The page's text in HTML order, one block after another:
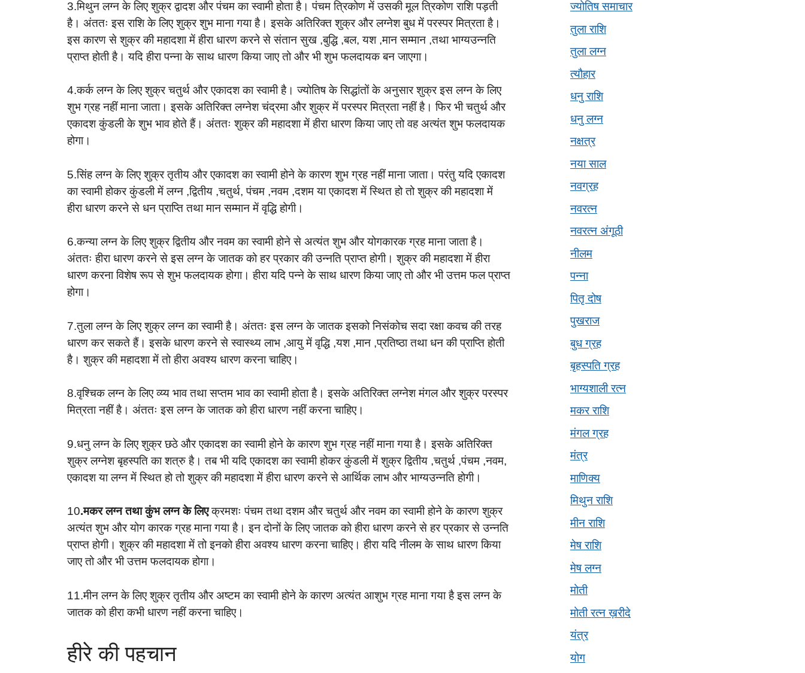
3.मिथुन लग्न के लिए शुक्र द्वादश और पंचम का स्वामी होता है। पंचम त्रिकोण में उसकी मूल त्रिकोण राशि पड़ती
है। अंततः इस राशि के लिए शुक्र शुभ माना गया है। इसके अतिरिक्त शुक्र और लग्नेश बुध में परस्पर मित्रता है।
इस कारण से शुक्र की महादशा में हीरा धारण करने से संतान सुख ,बुद्धि ,बल, यश ,मान सम्मान ,तथा भाग्यउन्नति
प्राप्त होती है। यदि हीरा पन्ना के साथ धारण किया जाए तो और भी शुभ फलदायक बन जाएगा।
4.कर्क लग्न के लिए शुक्र चतुर्थ और एकादश का स्वामी है। ज्योतिष के सिद्धांतों के अनुसार शुक्र इस लग्न के लिए
शुभ ग्रह नहीं माना जाता। इसके अतिरिक्त लग्नेश चंद्रमा और शुक्र में परस्पर मित्रता नहीं है। फिर भी चतुर्थ और
एकादश कुंडली के शुभ भाव होते हैं। अंततः शुक्र की महादशा में हीरा धारण किया जाए तो वह अत्यंत शुभ फलदायक
होगा।
5.सिंह लग्न के लिए शुक्र तृतीय और एकादश का स्वामी होने के कारण शुभ ग्रह नहीं माना जाता। परंतु यदि एकादश
का स्वामी होकर कुंडली में लग्न ,द्वितीय ,चतुर्थ, पंचम ,नवम ,दशम या एकादश में स्थित हो तो शुक्र की महादशा में
हीरा धारण करने से धन प्राप्ति तथा मान सम्मान में वृद्धि होगी।
6.कन्या लग्न के लिए शुक्र द्वितीय और नवम का स्वामी होने से अत्यंत शुभ और योगकारक ग्रह माना जाता है।
अंततः हीरा धारण करने से इस लग्न के जातक को हर प्रकार की उन्नति प्राप्त होगी। शुक्र की महादशा में हीरा
धारण करना विशेष रूप से शुभ फलदायक होगा। हीरा यदि पन्ने के साथ धारण किया जाए तो और भी उत्तम फल प्राप्त
होगा।
7.तुला लग्न के लिए शुक्र लग्न का स्वामी है। अंततः इस लग्न के जातक इसको निसंकोच सदा रक्षा कवच की तरह
धारण कर सकते हैं। इसके धारण करने से स्वास्थ्य लाभ ,आयु में वृद्धि ,यश ,मान ,प्रतिष्ठा तथा धन की प्राप्ति होती
है। शुक्र की महादशा में तो हीरा अवश्य धारण करना चाहिए।
8.वृश्चिक लग्न के लिए व्य्य भाव तथा सप्तम भाव का स्वामी होता है। इसके अतिरिक्त लग्नेश मंगल और शुक्र परस्पर
मित्रता नहीं है। अंततः इस लग्न के जातक को हीरा धारण नहीं करना चाहिए।
9.धनु लग्न के लिए शुक्र छठे और एकादश का स्वामी होने के कारण शुभ ग्रह नहीं माना गया है। इसके अतिरिक्त
शुक्र लग्नेश बृहस्पति का शत्रु है। तब भी यदि एकादश का स्वामी होकर कुंडली में शुक्र द्वितीय ,चतुर्थ ,पंचम ,नवम,
एकादश या लग्न में स्थित हो तो शुक्र की महादशा में हीरा धारण करने से आर्थिक लाभ और भाग्यउन्नति होगी।
10.मकर लग्न तथा कुंभ लग्न के लिएक्रमशः पंचम तथा दशम और चतुर्थ और नवम का स्वामी होने के कारण शुक्र
अत्यंत शुभ और योग कारक ग्रह माना गया है। इन दोनों के लिए जातक को हीरा धारण करने से हर प्रकार से उन्नति
प्राप्त होगी। शुक्र की महादशा में तो इनको हीरा अवश्य धारण करना चाहिए। हीरा यदि नीलम के साथ धारण किया
जाए तो और भी उत्तम फलदायक होगा।
11.मीन लग्न के लिए शुक्र तृतीय और अष्टम का स्वामी होने के कारण अत्यंत आशुभ ग्रह माना गया है इस लग्न के
जातक को हीरा कभी धारण नहीं करना चाहिए।
हीरे की पहचान
ज्योतिष समाचार
तुला राशि
तुला लग्न
त्यौहार
धनु राशि
धनु लग्न
नक्षत्र
नया साल
नवग्रह
नवरत्न
नवरत्न अंगूठी
नीलम
पन्ना
पितृ दोष
पुखराज
बुध ग्रह
बृहस्पति ग्रह
भाग्यशाली रत्न
मकर राशि
मंगल ग्रह
मंत्र
माणिक्य
मिथुन राशि
मीन राशि
मेष राशि
मेष लग्न
मोती
मोती रत्न ख़रीदे
यंत्र
योग